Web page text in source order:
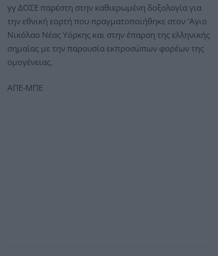
γγ ΔΟΣΕ παρέστη στην καθιερωμένη δοξολογία για
την εθνική εορτή που πραγματοποιήθηκε στον 'Αγιο
Νικόλαο Νέας Υόρκης και στην έπαρση της ελληνικής
σημαίας με την παρουσία εκπροσώπων φορέων της
ομογένειας.
ΑΠΕ-ΜΠΕ